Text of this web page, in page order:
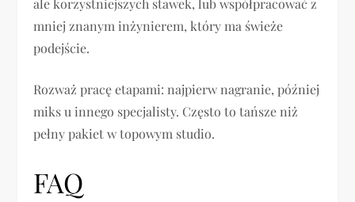
ale korzystniejszych stawek, lub współpracować z
mniej znanym inżynierem, który ma świeże
podejście.
Rozważ pracę etapami: najpierw nagranie, później
miks u innego specjalisty. Często to tańsze niż
pełny pakiet w topowym studio.
FAQ